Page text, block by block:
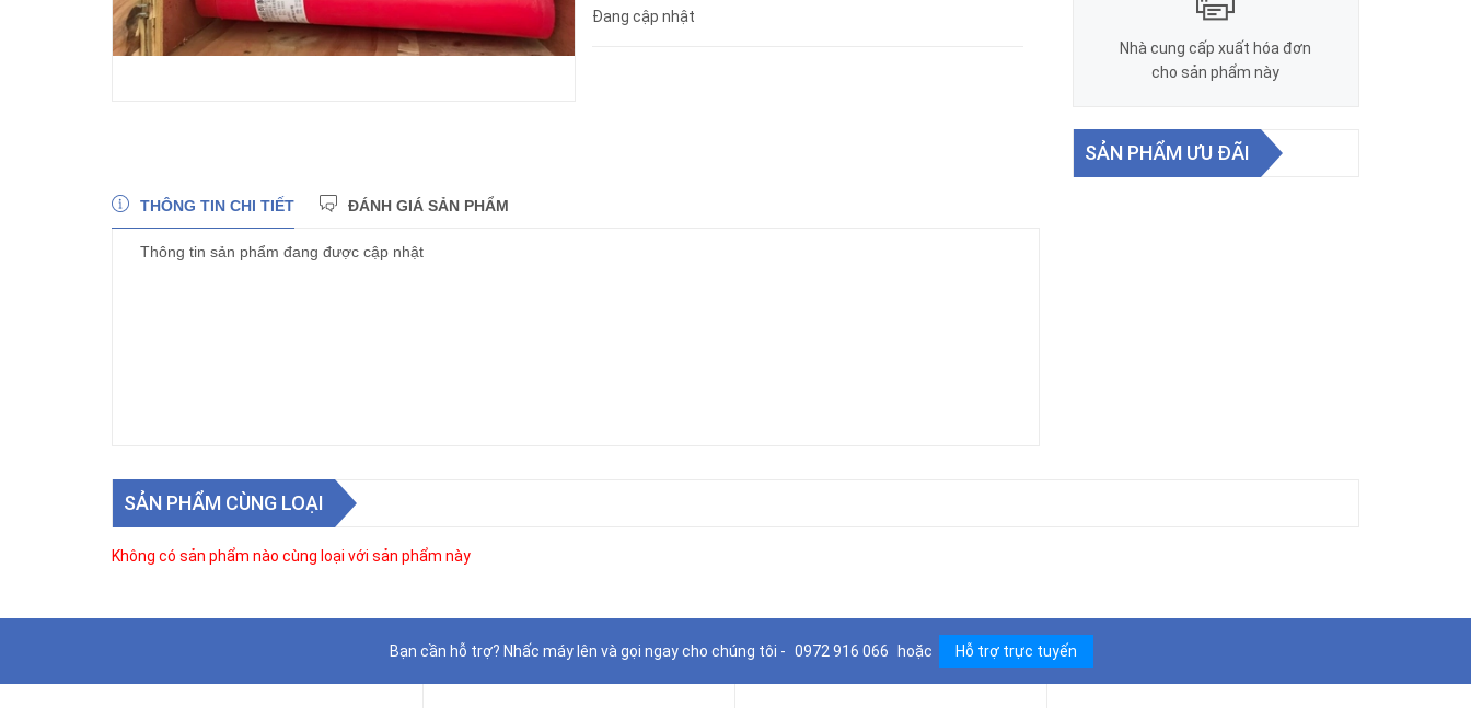
Đang cập nhật
THÔNG TIN CHI TIẾT ĐÁNH GIÁ SẢN PHẨM
Thông tin sản phẩm đang được cập nhật
Nhà cung cấp xuất hóa đơn
cho sản phẩm này
SẢN PHẨM ƯU ĐÃI
SẢN PHẨM CÙNG LOẠI
Không có sản phẩm nào cùng loại với sản phẩm này
Bạn cần hỗ trợ? Nhấc máy lên và gọi ngay cho chúng tôi - 0972 916 066 hoặc Hỗ trợ trực tuyến